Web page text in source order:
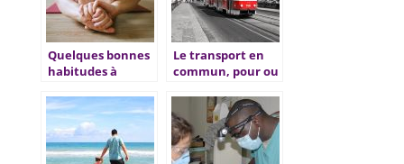
Quelques bonnes
habitudes à
prendre soin de sa
santé
Le transport en
commun, pour ou